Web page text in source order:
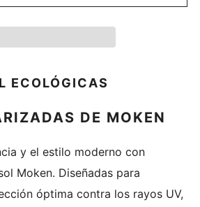
ECOLÓGICAS
DE MOKEN
y el estilo moderno con
Moken. Diseñadas para
óptima contra los rayos UV,